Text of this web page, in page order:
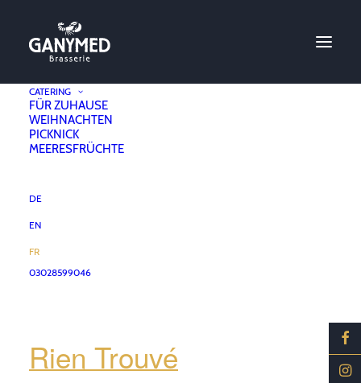
CATERING
FÜR ZUHAUSE
WEIHNACHTEN
PICKNICK
MEERESFRÜCHTE
DE
EN
FR
03028599046
Rien Trouvé